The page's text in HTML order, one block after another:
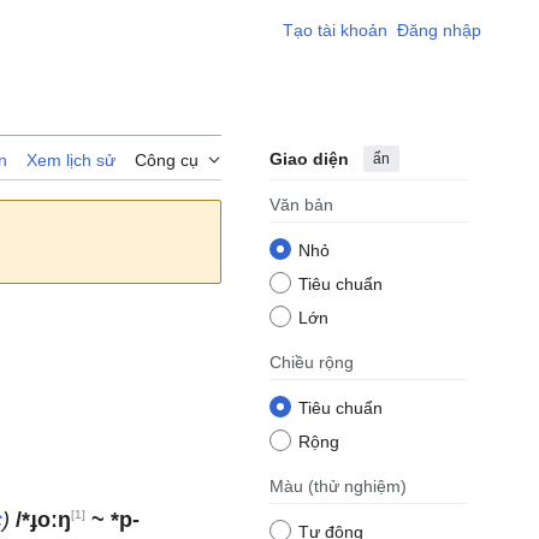
Tạo tài khoản Đăng nhập
Xem lịch sử Công cụ Giao diện ẩn
Văn bản
Nhỏ
Tiêu chuẩn
Lớn
Chiều rộng
Tiêu chuẩn
Rộng
Màu (thử nghiệm)
Tự động
) /*ɟoːŋ[1] ~ *p-